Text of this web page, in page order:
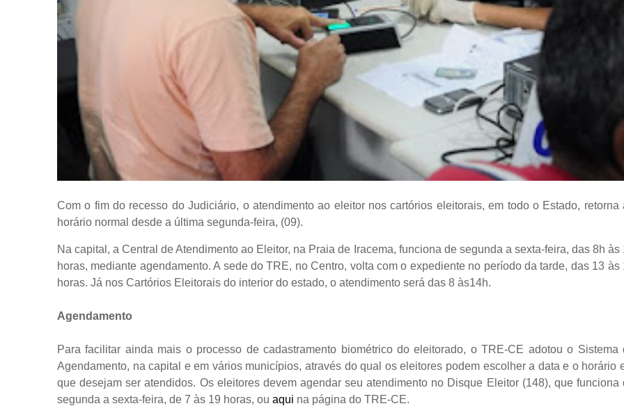
Com o fim do recesso do Judiciário, o atendimento ao eleitor nos cartórios eleitorais, em todo o Estado, retorna
horário normal desde a última segunda-feira, (09).
Na capital, a Central de Atendimento ao Eleitor, na Praia de Iracema, funciona de segunda a sexta-feira, das 8h às
horas, mediante agendamento. A sede do TRE, no Centro, volta com o expediente no período da tarde, das 13 às
horas. Já nos Cartórios Eleitorais do interior do estado, o atendimento será das 8 às14h.
Agendamento
Para facilitar ainda mais o processo de cadastramento biométrico do eleitorado, o TRE-CE adotou o Sistema
Agendamento, na capital e em vários municípios, através do qual os eleitores podem escolher a data e o horário
que desejam ser atendidos. Os eleitores devem agendar seu atendimento no Disque Eleitor (148), que funciona
segunda a sexta-feira, de 7 às 19 horas, ou aqui na página do TRE-CE.